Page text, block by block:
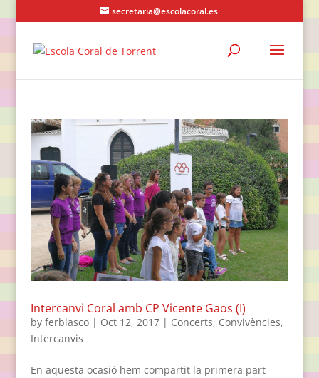
secretaria@escolacoral.es
Intercanvi Coral amb CP Vicente Gaos (I)
by ferblasco| Oct 12, 2017| Concerts, Convivències,
Intercanvis
En aquesta ocasió hem compartit la primera part